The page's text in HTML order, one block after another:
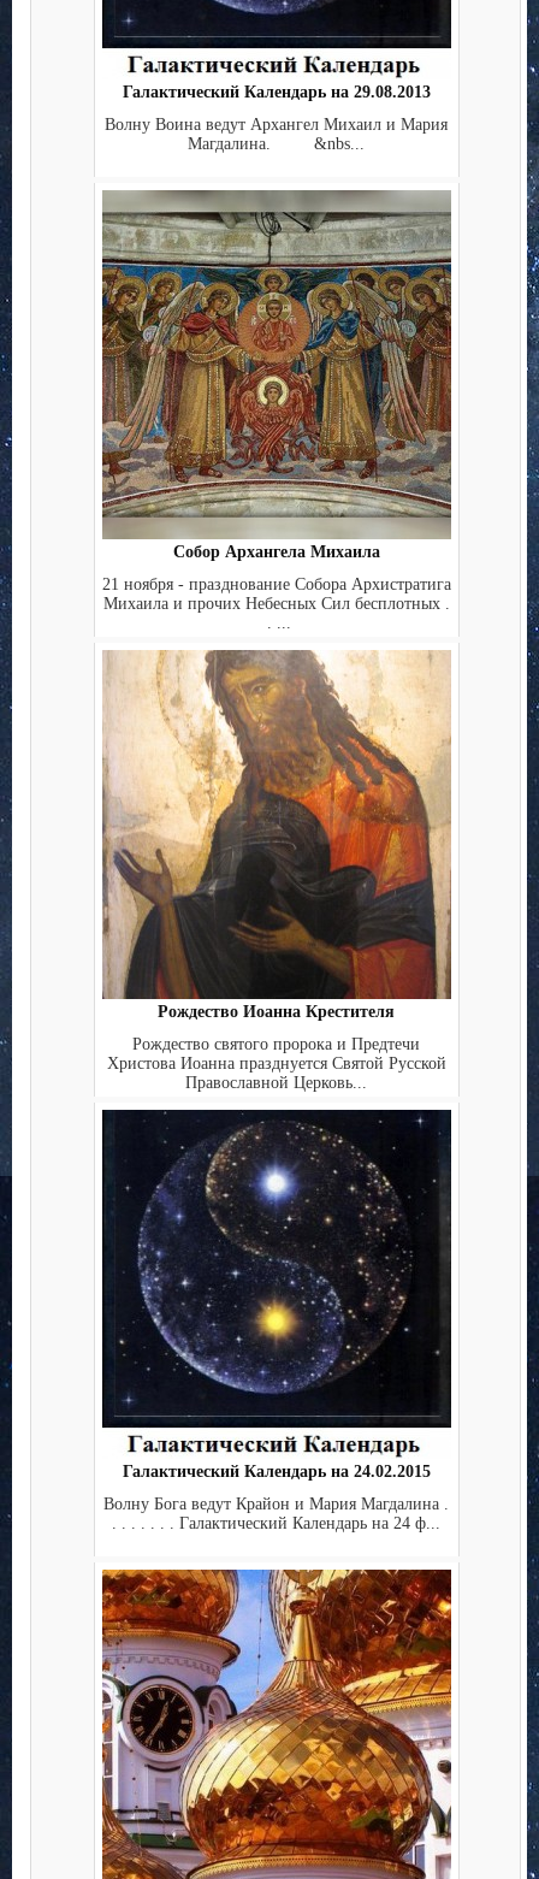
Галактический Календарь на 29.08.2013
Волну Воина ведут Архангел Михаил и Мария
Магдалина. &nbs...
Собор Архангела Михаила
21 ноября - празднование Собора Архистратига
Михаила и прочих Небесных Сил бесплотных .
Рождество Иоанна Крестителя
Рождество святого пророка и Предтечи
Христова Иоанна празднуется Святой Русской
Православной Церковь...
Галактический Календарь на 24.02.2015
Волну Бога ведут Крайон и Мария Магдалина .
. . . . . . . Галактический Календарь на 24 ф...